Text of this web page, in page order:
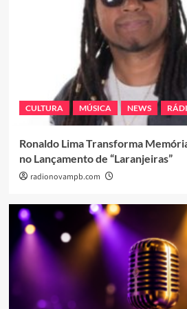
CULTURA MÚSICA NEWS
Ronaldo Lima Transforma
no Lançamento de “Laranjeiras”
radionovampb.com